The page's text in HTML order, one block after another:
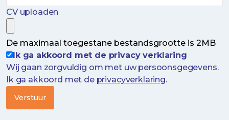
CV uploaden
De maximaal toegestane bestandsgrootte is 2MB
Ik ga akkoord met de privacy verklaring
Wij gaan zorgvuldig om met uw persoonsgegevens.
Ik ga akkoord met de privacyverklaring.
Verstuur